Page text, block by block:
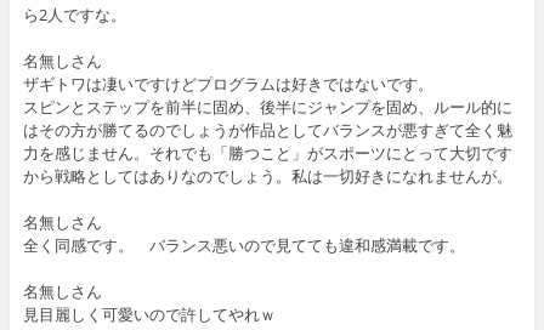
ら2人ですな。
名無しさん
ザギトワは凄いですけどプログラムは好きではないです。
スピンとステップを前半に固め、後半にジャンプを固め、ルール的に
はその方が勝てるのでしょうが作品としてバランスが悪すぎて全く魅
力を感じません。それでも「勝つこと」がスポーツにとって大切です
から戦略としてはありなのでしょう。私は一切好きになれませんが。
名無しさん
全く同感です。 バランス悪いので見てても違和感満載です。
名無しさん
見目麗しく可愛いので許してやれｗ